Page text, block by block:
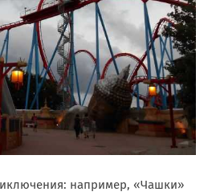
например, «Чашки»